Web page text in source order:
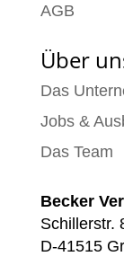
AGB
Über
Das
Jobs &
Das Team
Becker
Schillerstr.
D-41515